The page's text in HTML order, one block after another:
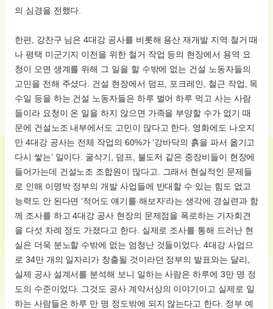
의 심경을 전했다.
한편, 강찬구 님은 4대강 공사를 비롯해 용산 재개발 지역 철거 때
나 평택 미군기지 이전을 위한 철거 작업 등의 현장에서 용역 요
청이 오면 생계를 위해 그 일을 할 수밖에 없는 건설 노동자들의
고민을 전해 주셨다. 건설 현장에서 덤프, 포크레인, 철근 작업, 목
수일 등을 하는 건설 노동자들은 하루 벌어 하루 먹고 사는 사람
들이라 요청이 온 일을 하지 않으면 가족을 부양할 수가 없기 때
문에 건설노조 내부에서도 고민이 많다고 한다. 영화에도 나오지
만 4대강 공사는 전체 작업의 60%가 ‘강바닥의 흙을 파서 옮기고
다시 쌓는’ 일이다. 굴삭기, 덤프, 불도저 같은 중장비들이 현장에
들어가는데 건설노조 조합원이 많다고. 그래서 현실적인 문제들
로 인해 이명박 정부의 개발 사업들에 반대할 수 있는 힘도 없고
능력도 안 된다면 ‘적어도 얘기를 해보자’라는 생각에 경실련과 함
께 조사를 하고 4대강 공사 현장의 문제점을 폭로하는 기자회견
을 다섯 차례 정도 가졌다고 한다. 실제로 조사를 통해 드러난 현
실은 더욱 분노할 수밖에 없는 엄청난 것들이었다. 4대강 사업으
로 34만 개의 일자리가 창출될 것이라던 정부의 발표와는 달리,
실제 공사 설계서를 분석해 보니 일하는 사람은 하루에 3만 명 정
도의 수준이었다. 그것도 공사 계약서상의 이야기이고 실제로 일
하는 사람들은 하루 만 명 정도밖에 되지 않는다고 한다. 정부 예